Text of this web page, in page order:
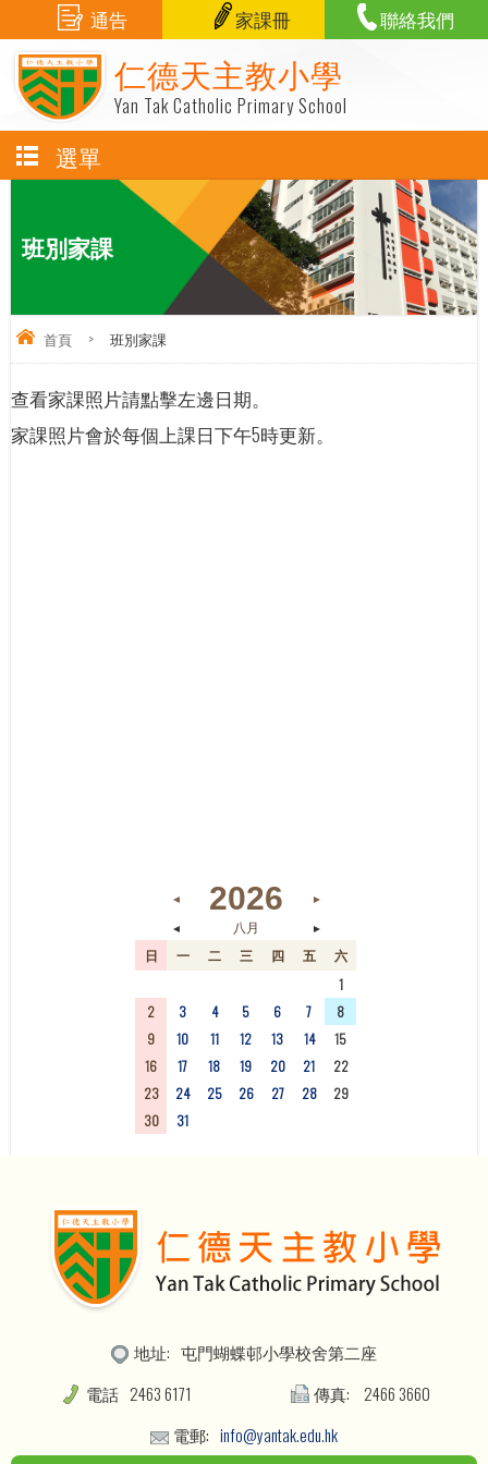
仁德天主教小學
Yan Tak Catholic Primary School
通告 家課冊 聯絡我們
選單
班別家課
首頁 > 班別家課
查看家課照片請點擊左邊日期。
家課照片會於每個上課日下午5時更新。
◄ 2026
►
◄
八月 ►
日 一 二 三 四 五
六
1
2
3 4 5 6 7
8
9
10 11 12 13 14
15
16
17 18 19 20 21
22
23
24 25 26 27 28
29
30
31
地址: 屯門蝴蝶邨小學校舍第二座
電話 2463 6171 傳真:
2466 3660
電郵: info@yantak.edu.hk